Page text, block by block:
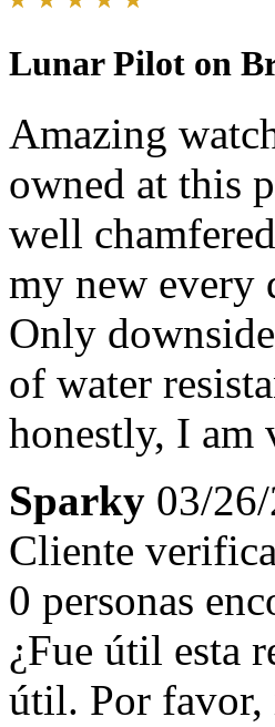
Lunar Pilot on
Amazing
owned at this
well
my new every
Only
of water
honestly, I
Sparky 03/
Cliente
0 personas
¿Fue útil esta
útil. Por favor,